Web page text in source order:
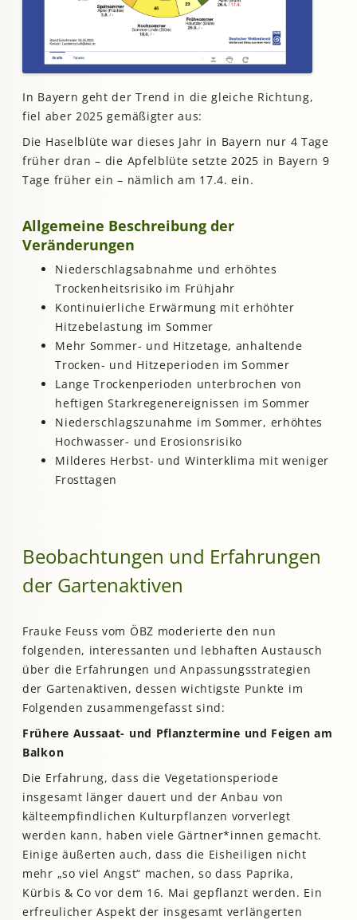
In Bayern geht der Trend in die gleiche Richtung,
fiel aber 2025 gemäßigter aus:
Die Haselblüte war dieses Jahr in Bayern nur 4 Tage
früher dran – die Apfelblüte setzte 2025 in Bayern 9
Tage früher ein – nämlich am 17.4. ein.
Allgemeine Beschreibung der
Veränderungen
Niederschlagsabnahme und erhöhtes
Trockenheitsrisiko im Frühjahr
Kontinuierliche Erwärmung mit erhöhter
Hitzebelastung im Sommer
Mehr Sommer- und Hitzetage, anhaltende
Trocken- und Hitzeperioden im Sommer
Lange Trockenperioden unterbrochen von
heftigen Starkregenereignissen im Sommer
Niederschlagszunahme im Sommer, erhöhtes
Hochwasser- und Erosionsrisiko
Milderes Herbst- und Winterklima mit weniger
Frosttagen
Beobachtungen und Erfahrungen
der Gartenaktiven
Frauke Feuss vom ÖBZ moderierte den nun
folgenden, interessanten und lebhaften Austausch
über die Erfahrungen und Anpassungsstrategien
der Gartenaktiven, dessen wichtigste Punkte im
Folgenden zusammengefasst sind:
Frühere Aussaat- und Pflanztermine und Feigen am
Balkon
Die Erfahrung, dass die Vegetationsperiode
insgesamt länger dauert und der Anbau von
kälteempfindlichen Kulturpflanzen vorverlegt
werden kann, haben viele Gärtner*innen gemacht.
Einige äußerten auch, dass die Eisheiligen nicht
mehr „so viel Angst“ machen, so dass Paprika,
Kürbis & Co vor dem 16. Mai gepflanzt werden. Ein
erfreulicher Aspekt der insgesamt verlängerten